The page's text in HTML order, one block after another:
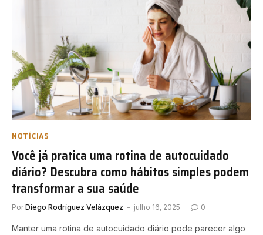
NOTÍCIAS
Você já pratica uma rotina de autocuidado
diário? Descubra como hábitos simples podem
transformar a sua saúde
Por Diego Rodríguez Velázquez julho 16, 2025 0
Manter uma rotina de autocuidado diário pode parecer algo